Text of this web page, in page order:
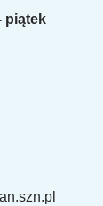
piątek